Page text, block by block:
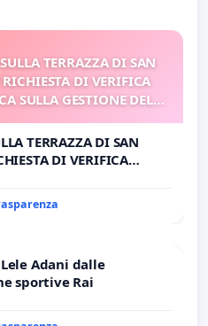
TERRAZZA DI SAN
RICHIESTA DI VERIFICA
SULLA GESTIONE DEL
TERRAZZA DI SAN
DI VERIFICA
GESTIONE DEL
Adani dalle
sportive Rai